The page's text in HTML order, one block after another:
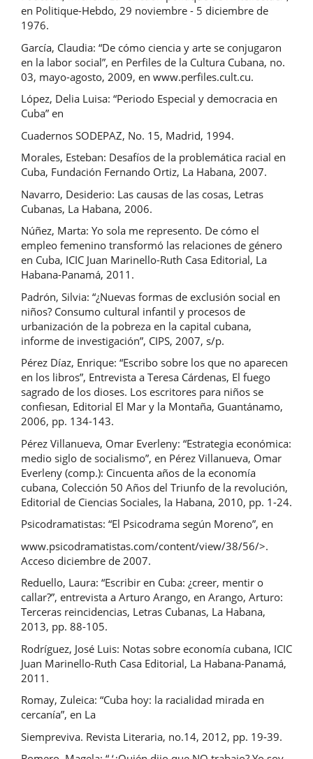
en Politique-Hebdo, 29 noviembre - 5 diciembre de
1976.
García, Claudia: “De cómo ciencia y arte se conjugaron
en la labor social”, en Perfiles de la Cultura Cubana, no.
03, mayo-agosto, 2009, en www.perfiles.cult.cu.
López, Delia Luisa: “Periodo Especial y democracia en
Cuba” en
Cuadernos SODEPAZ, No. 15, Madrid, 1994.
Morales, Esteban: Desafíos de la problemática racial en
Cuba, Fundación Fernando Ortiz, La Habana, 2007.
Navarro, Desiderio: Las causas de las cosas, Letras
Cubanas, La Habana, 2006.
Núñez, Marta: Yo sola me represento. De cómo el
empleo femenino transformó las relaciones de género
en Cuba, ICIC Juan Marinello-Ruth Casa Editorial, La
Habana-Panamá, 2011.
Padrón, Silvia: “¿Nuevas formas de exclusión social en
niños? Consumo cultural infantil y procesos de
urbanización de la pobreza en la capital cubana,
informe de investigación”, CIPS, 2007, s/p.
Pérez Díaz, Enrique: “Escribo sobre los que no aparecen
en los libros”, Entrevista a Teresa Cárdenas, El fuego
sagrado de los dioses. Los escritores para niños se
confiesan, Editorial El Mar y la Montaña, Guantánamo,
2006, pp. 134-143.
Pérez Villanueva, Omar Everleny: “Estrategia económica:
medio siglo de socialismo”, en Pérez Villanueva, Omar
Everleny (comp.): Cincuenta años de la economía
cubana, Colección 50 Años del Triunfo de la revolución,
Editorial de Ciencias Sociales, la Habana, 2010, pp. 1-24.
Psicodramatistas: “El Psicodrama según Moreno”, en
www.psicodramatistas.com/content/view/38/56/>.
Acceso diciembre de 2007.
Reduello, Laura: “Escribir en Cuba: ¿creer, mentir o
callar?”, entrevista a Arturo Arango, en Arango, Arturo:
Terceras reincidencias, Letras Cubanas, La Habana,
2013, pp. 88-105.
Rodríguez, José Luis: Notas sobre economía cubana, ICIC
Juan Marinello-Ruth Casa Editorial, La Habana-Panamá,
2011.
Romay, Zuleica: “Cuba hoy: la racialidad mirada en
cercanía”, en La
Siempreviva. Revista Literaria, no.14, 2012, pp. 19-39.